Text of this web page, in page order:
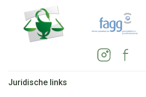
Juridische links